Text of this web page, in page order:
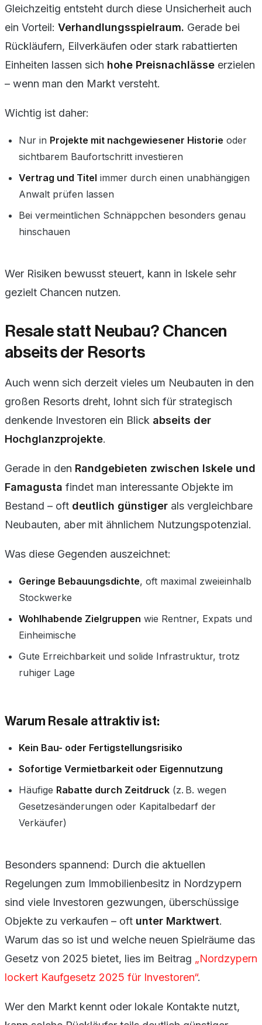
Gleichzeitig entsteht durch diese Unsicherheit auch
ein Vorteil: Verhandlungsspielraum. Gerade bei
Rückläufern, Eilverkäufen oder stark rabattierten
Einheiten lassen sich hohe Preisnachlässe erzielen
– wenn man den Markt versteht.
Wichtig ist daher:
Nur in Projekte mit nachgewiesener Historie oder
sichtbarem Baufortschritt investieren
Vertrag und Titel immer durch einen unabhängigen
Anwalt prüfen lassen
Bei vermeintlichen Schnäppchen besonders genau
hinschauen
Wer Risiken bewusst steuert, kann in Iskele sehr
gezielt Chancen nutzen.
Resale statt Neubau? Chancen
abseits der Resorts
Auch wenn sich derzeit vieles um Neubauten in den
großen Resorts dreht, lohnt sich für strategisch
denkende Investoren ein Blick abseits der
Hochglanzprojekte.
Gerade in den Randgebieten zwischen Iskele und
Famagusta findet man interessante Objekte im
Bestand – oft deutlich günstiger als vergleichbare
Neubauten, aber mit ähnlichem Nutzungspotenzial.
Was diese Gegenden auszeichnet:
Geringe Bebauungsdichte, oft maximal zweieinhalb
Stockwerke
Wohlhabende Zielgruppen wie Rentner, Expats und
Einheimische
Gute Erreichbarkeit und solide Infrastruktur, trotz
ruhiger Lage
Warum Resale attraktiv ist:
Kein Bau- oder Fertigstellungsrisiko
Sofortige Vermietbarkeit oder Eigennutzung
Häufige Rabatte durch Zeitdruck (z. B. wegen
Gesetzesänderungen oder Kapitalbedarf der
Verkäufer)
Besonders spannend: Durch die aktuellen
Regelungen zum Immobilienbesitz in Nordzypern
sind viele Investoren gezwungen, überschüssige
Objekte zu verkaufen – oft unter Marktwert.
Warum das so ist und welche neuen Spielräume das
Gesetz von 2025 bietet, lies im Beitrag „Nordzypern
lockert Kaufgesetz 2025 für Investoren“.
Wer den Markt kennt oder lokale Kontakte nutzt,